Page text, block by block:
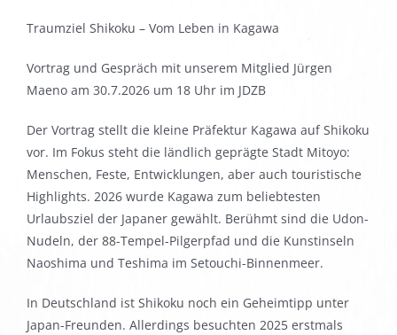
Traumziel Shikoku – Vom Leben in Kagawa
Vortrag und Gespräch mit unserem Mitglied Jürgen
Maeno am 30.7.2026 um 18 Uhr im JDZB
Der Vortrag stellt die kleine Präfektur Kagawa auf Shikoku
vor. Im Fokus steht die ländlich geprägte Stadt Mitoyo:
Menschen, Feste, Entwicklungen, aber auch touristische
Highlights. 2026 wurde Kagawa zum beliebtesten
Urlaubsziel der Japaner gewählt. Berühmt sind die Udon-
Nudeln, der 88-Tempel-Pilgerpfad und die Kunstinseln
Naoshima und Teshima im Setouchi-Binnenmeer.
In Deutschland ist Shikoku noch ein Geheimtipp unter
Japan-Freunden. Allerdings besuchten 2025 erstmals